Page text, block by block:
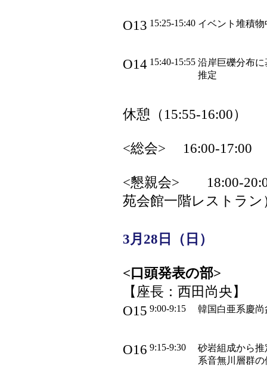
O13 15:25-15:40 イベント堆積
O14 15:40-15:55 沿岸巨礫分布
推定
休憩（15:55-16:00）
<総会> 16:00-17:00
<懇親会> 18:00-
苑会館一階レストラン
3月28日（日）
<口頭発表の部>
【座長：西田尚央】
O15 9:00-9:15 韓国白亜系慶
O16 9:15-9:30
砂岩組成から
系音無川層群の